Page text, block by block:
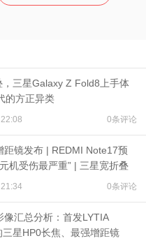
三星Galaxy Z Fold8上手体
的方正异类
0条评论
距镜发布 | REDMI Note17预
机受伤最严重” | 三星宽折叠
0条评论
像汇总分析：首发LYTIA
星HP0长焦、最强增距镜